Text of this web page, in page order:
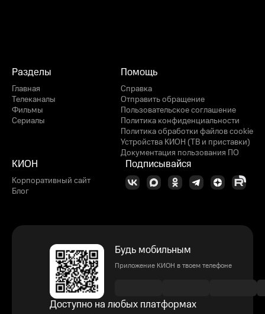
Разделы
Главная
Телеканалы
Фильмы
Сериалы
Помощь
Справка
Отправить обращение
Пользовательское соглашение
Политика конфиденциальности
Политика обработки файлов cookie
Устройства КИОН (ТВ и приставки)
Документация пользования ПО
КИОН
Корпоративный сайт
Блог
Подписывайся
Будь мобильным
Приложение КИОН в твоем телефоне
Доступно на любых платформах